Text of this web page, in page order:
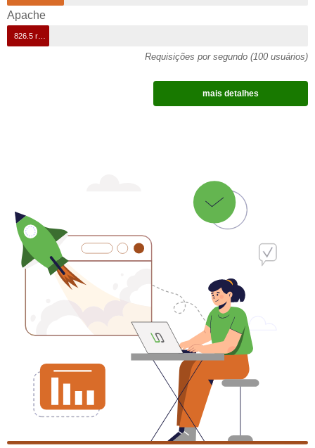
Apache
Requisições por segundo (100 usuários)
mais detalhes